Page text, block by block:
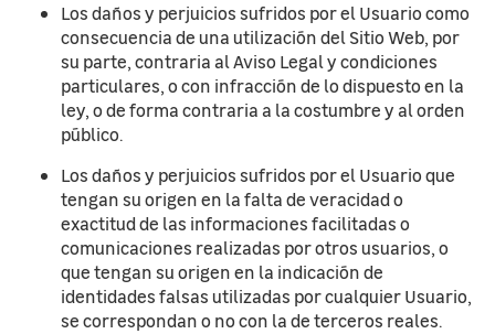
Los daños y perjuicios sufridos por el Usuario como
consecuencia de una utilización del Sitio Web, por
su parte, contraria al Aviso Legal y condiciones
particulares, o con infracción de lo dispuesto en la
ley, o de forma contraria a la costumbre y al orden
público.
Los daños y perjuicios sufridos por el Usuario que
tengan su origen en la falta de veracidad o
exactitud de las informaciones facilitadas o
comunicaciones realizadas por otros usuarios, o
que tengan su origen en la indicación de
identidades falsas utilizadas por cualquier Usuario,
se correspondan o no con la de terceros reales.